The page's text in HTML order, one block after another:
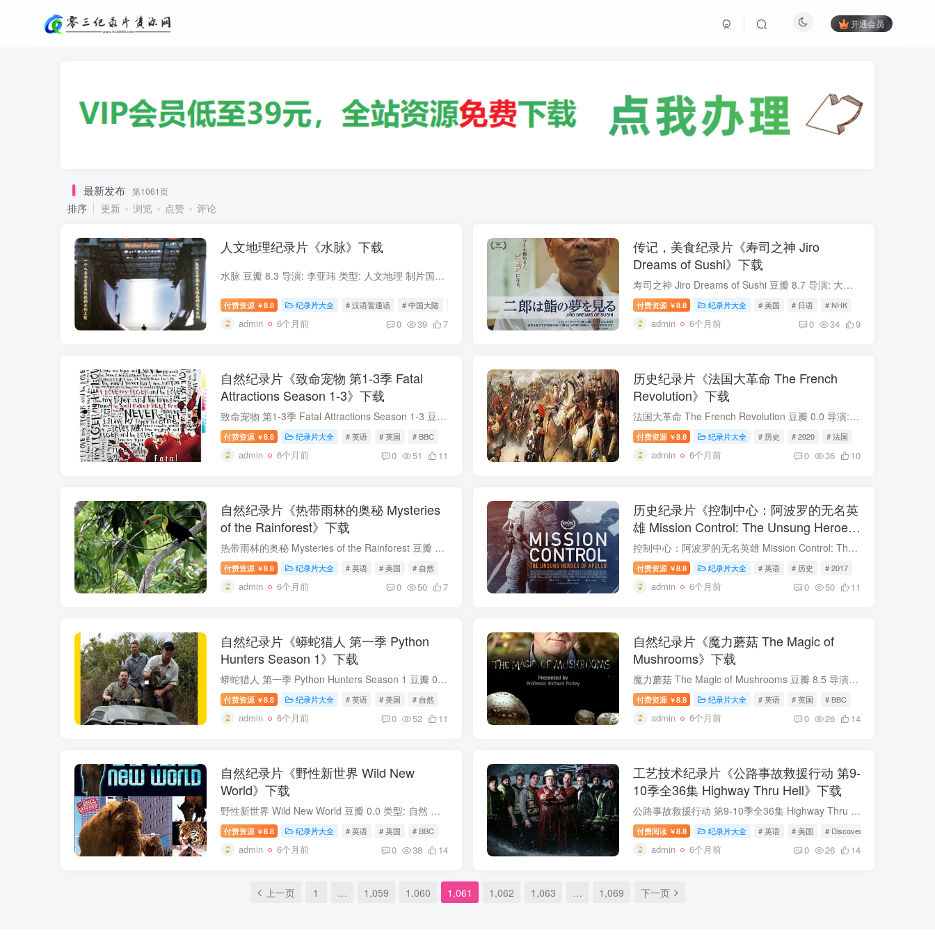
开通会员
最新发布 第1061页
排序 更新 浏览 点赞 评论
人文地理纪录片《水脉》下载
水脉 豆瓣 8.3 导演: 李亚玮 类型: 人文地理 制片国家/地区: 中国大陆 语言: 汉语普通话 首播: 2014-10-17 集数: 8 又名: 水脉：南水北调 豆瓣链接: 26125641 水脉 简介 八集文献纪...
付费资源 ￥8.8 纪录片大全 # 汉语普通话 # 中国大陆
admin 6个月前 0 39 7
传记，美食纪录片《寿司之神 Jiro
Dreams of Sushi》下载
寿司之神 Jiro Dreams of Sushi 豆瓣 8.7 导演: 大卫·贾柏 David Gelb 类型: 传记 / 美食 出品方: NHK 制片国家/地区: 美国 语言: 日语 首播: 2011-11-08 集数: 1 片长...
付费资源 ￥8.8 纪录片大全 # 美国 # 日语 # NHK
admin 6个月前 0 34 9
自然纪录片《致命宠物 第1-3季 Fatal
Attractions Season 1-3》下载
致命宠物 第1-3季 Fatal Attractions Season 1-3 豆瓣 7.5 类型: 自然 出品方: BBC 制片国家/地区: 英国 语言: 英语 首播: 2010 集数: 25 单集片长: 45分钟 豆瓣链接: 2...
付费资源 ￥8.8 纪录片大全 # 英语 # 英国 # BBC
admin 6个月前 0 51 11
历史纪录片《法国大革命 The French
Revolution》下载
法国大革命 The French Revolution 豆瓣 0.0 导演: Jacques Malaterre 类型: 历史 制片国家/地区: 法国 语言: 英语 / 法语 首播: 2020 集数: 2 单集片长: 52分钟 豆瓣链...
付费资源 ￥8.8 纪录片大全 # 历史 # 2020 # 法国
admin 6个月前 0 36 10
自然纪录片《热带雨林的奥秘 Mysteries
of the Rainforest》下载
热带雨林的奥秘 Mysteries of the Rainforest 豆瓣 0.0 类型: 自然 出品方: Smithsonian 制片国家/地区: 美国 语言: 英语 首播: 2017-03-15 集数: 1 豆瓣链接: 34787713 IMDb链接: ...
付费资源 ￥8.8 纪录片大全 # 英语 # 美国 # 自然
admin 6个月前 0 50 7
历史纪录片《控制中心：阿波罗的无名英
雄 Mission Control: The Unsung Heroes
of Apollo》下载
控制中心：阿波罗的无名英雄 Mission Control: The Unsung Heroes of Apollo 豆瓣 0.0 导演: David Fairhead 类型: 历史 出品方: Netflix 制片国家/地区: 美国 / 英国 语言: 英语 首播: 2017-04...
付费资源 ￥8.8 纪录片大全 # 英语 # 历史 # 2017
admin 6个月前 0 50 11
自然纪录片《蟒蛇猎人 第一季 Python
Hunters Season 1》下载
蟒蛇猎人 第一季 Python Hunters Season 1 豆瓣 0.0 类型: 自然 出品方: 国家地理 制片国家/地区: 美国 语言: 英语 首播: 2010 集数: 1 豆瓣链接: 30151987 IMDb链接: tt1688573 蟒...
付费资源 ￥8.8 纪录片大全 # 英语 # 美国 # 自然
admin 6个月前 0 52 11
自然纪录片《魔力蘑菇 The Magic of
Mushrooms》下载
魔力蘑菇 The Magic of Mushrooms 豆瓣 8.5 导演: Russell Leven / Jacqueline Smith 类型: 自然 出品方: BBC 制片国家/地区: 英国 语言: 英语 首播: 2014-04-25 集数: 1 &nbs...
付费资源 ￥8.8 纪录片大全 # 英语 # 英国 # BBC
admin 6个月前 0 26 14
自然纪录片《野性新世界 Wild New
World》下载
野性新世界 Wild New World 豆瓣 0.0 类型: 自然 出品方: BBC 制片国家/地区: 英国 语言: 英语 首播: 2002 集数: 6 单集片长: 50 豆瓣链接: 25727453 野性...
付费资源 ￥8.8 纪录片大全 # 英语 # 英国 # BBC
admin 6个月前 0 38 14
工艺技术纪录片《公路事故救援行动 第9-
10季全36集 Highway Thru Hell》下载
公路事故救援行动 第9-10季全36集 Highway Thru Hell 类型: 工艺技术 出品方: Discovery 制片国家/地区: 美国 语言: 英语 首播: 2022 集数: 36 公路事故救援行动 第9-10季全36集 简介 《公路事...
付费阅读 ￥8.8 纪录片大全 # 英语 # 美国 # Discovery
admin 6个月前 0 26 14
上一页 1 … 1,059 1,060 1,061 1,062 1,063 … 1,069 下一页